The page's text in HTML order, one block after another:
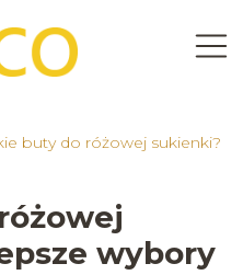
buty do różowej sukienki?
wybory